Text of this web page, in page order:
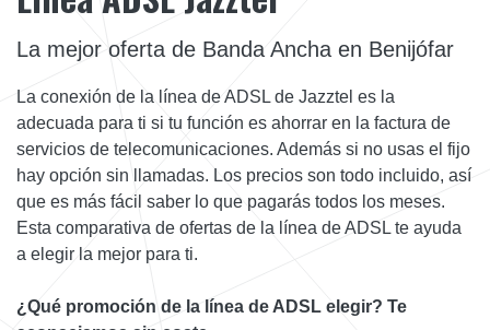
La mejor oferta de Banda Ancha en Benijófar
La conexión de la línea de ADSL de Jazztel es la
adecuada para ti si tu función es ahorrar en la factura de
servicios de telecomunicaciones. Además si no usas el fijo
hay opción sin llamadas. Los precios son todo incluido, así
que es más fácil saber lo que pagarás todos los meses.
Esta comparativa de ofertas de la línea de ADSL te ayuda
a elegir la mejor para ti.
¿Qué promoción de la línea de ADSL elegir? Te